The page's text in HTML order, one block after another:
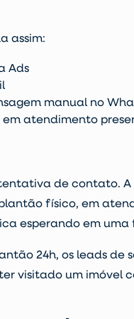
assim:
Ads
manual no
atendimento
de contato.
físico, em
esperando em
24h, os leads
visitado um imóvel